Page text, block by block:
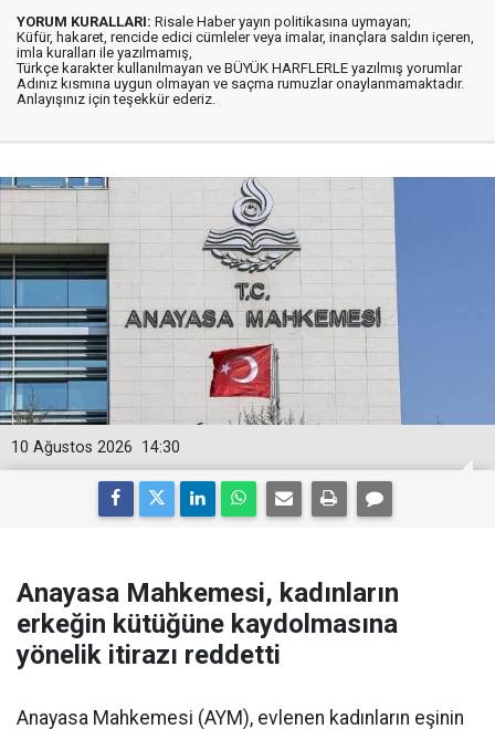
YORUM KURALLARI: Risale Haber yayın politikasına uymayan;
Küfür, hakaret, rencide edici cümleler veya imalar, inançlara saldırı içeren,
imla kuralları ile yazılmamış,
Türkçe karakter kullanılmayan ve BÜYÜK HARFLERLE yazılmış yorumlar
Adınız kısmına uygun olmayan ve saçma rumuzlar onaylanmamaktadır.
Anlayışınız için teşekkür ederiz.
14:30
10 Ağustos 2026
Anayasa Mahkemesi, kadınların
erkeğin kütüğüne kaydolmasına
yönelik itirazı reddetti
Anayasa Mahkemesi (AYM), evlenen kadınların eşinin